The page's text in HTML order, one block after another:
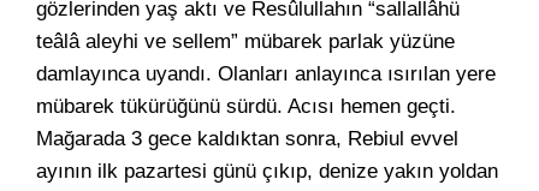
gözlerinden yaş aktı ve Resûlullahın “sallallâhü
teâlâ aleyhi ve sellem” mübarek parlak yüzüne
damlayınca uyandı. Olanları anlayınca ısırılan yere
mübarek tükürüğünü sürdü. Acısı hemen geçti.
Mağarada 3 gece kaldıktan sonra, Rebiul evvel
ayının ilk pazartesi günü çıkıp, denize yakın yoldan